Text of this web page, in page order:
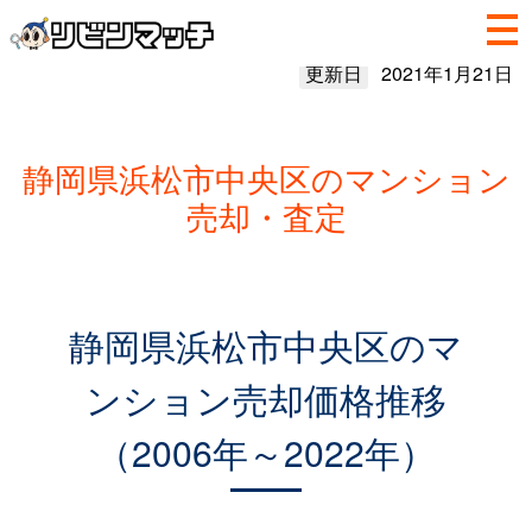
更新日 2021年1月21日
静岡県浜松市中央区のマンション
売却・査定
静岡県浜松市中央区のマ
ンション売却価格推移
（2006年～2022年）